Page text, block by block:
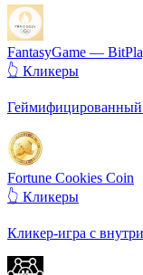
FantasyGame —
👆 Кликеры
Геймифицированный
Fortune Cookies Coin
👆 Кликеры
Кликер-игра с